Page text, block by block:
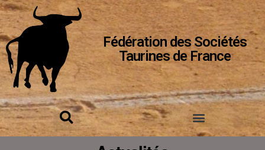
Fédération des Sociétés
Taurines de France